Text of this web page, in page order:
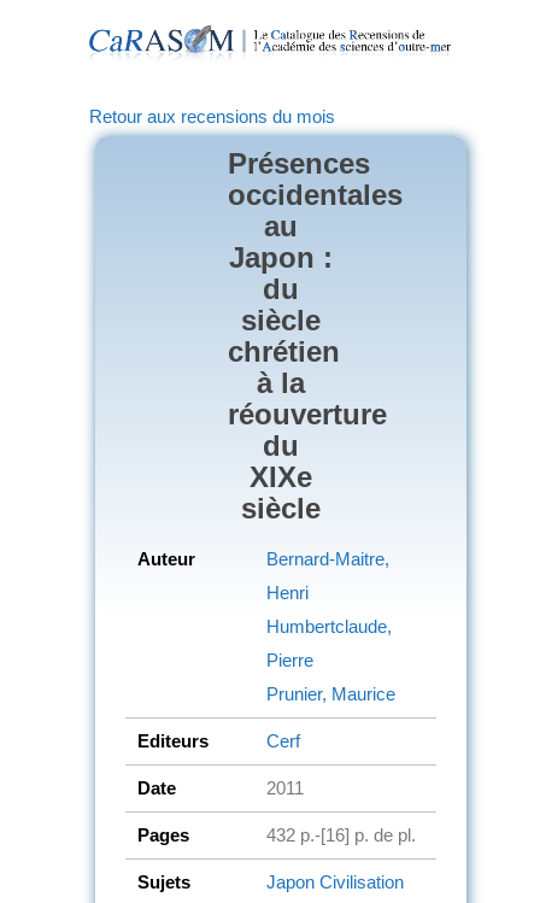
Retour aux recensions du mois
Présences
occidentales
au
Japon :
du
siècle
chrétien
à la
réouverture
du
XIXe
siècle
Auteur
Bernard-Maitre,
Henri
Humbertclaude,
Pierre
Prunier, Maurice
Editeurs Cerf
Date 2011
Pages 432 p.-[16] p. de pl.
Sujets Japon Civilisation